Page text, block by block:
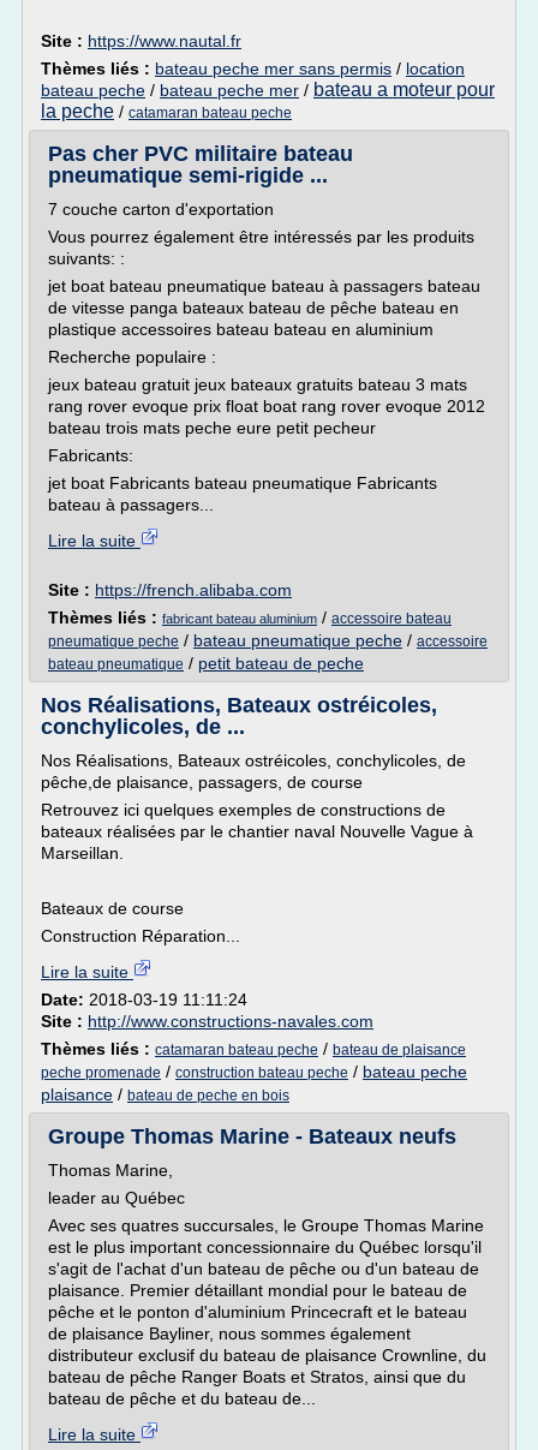
Site : https://www.nautal.fr
Thèmes liés : bateau peche mer sans permis / location
bateau peche / bateau peche mer / bateau a moteur pour
la peche / catamaran bateau peche
Pas cher PVC militaire bateau
pneumatique semi-rigide ...
7 couche carton d'exportation
Vous pourrez également être intéressés par les produits
suivants: :
jet boat bateau pneumatique bateau à passagers bateau
de vitesse panga bateaux bateau de pêche bateau en
plastique accessoires bateau bateau en aluminium
Recherche populaire :
jeux bateau gratuit jeux bateaux gratuits bateau 3 mats
rang rover evoque prix float boat rang rover evoque 2012
bateau trois mats peche eure petit pecheur
Fabricants:
jet boat Fabricants bateau pneumatique Fabricants
bateau à passagers...
Lire la suite
Site : https://french.alibaba.com
Thèmes liés : fabricant bateau aluminium / accessoire bateau
pneumatique peche / bateau pneumatique peche / accessoire
bateau pneumatique / petit bateau de peche
Nos Réalisations, Bateaux ostréicoles,
conchylicoles, de ...
Nos Réalisations, Bateaux ostréicoles, conchylicoles, de
pêche,de plaisance, passagers, de course
Retrouvez ici quelques exemples de constructions de
bateaux réalisées par le chantier naval Nouvelle Vague à
Marseillan.
Bateaux de course
Construction Réparation...
Lire la suite
Date: 2018-03-19 11:11:24
Site : http://www.constructions-navales.com
Thèmes liés : catamaran bateau peche / bateau de plaisance
peche promenade / construction bateau peche / bateau peche
plaisance / bateau de peche en bois
Groupe Thomas Marine - Bateaux neufs
Thomas Marine,
leader au Québec
Avec ses quatres succursales, le Groupe Thomas Marine
est le plus important concessionnaire du Québec lorsqu'il
s'agit de l'achat d'un bateau de pêche ou d'un bateau de
plaisance. Premier détaillant mondial pour le bateau de
pêche et le ponton d'aluminium Princecraft et le bateau
de plaisance Bayliner, nous sommes également
distributeur exclusif du bateau de plaisance Crownline, du
bateau de pêche Ranger Boats et Stratos, ainsi que du
bateau de pêche et du bateau de...
Lire la suite